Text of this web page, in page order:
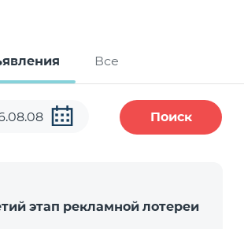
Все
Поиск
этап рекламной лотереи